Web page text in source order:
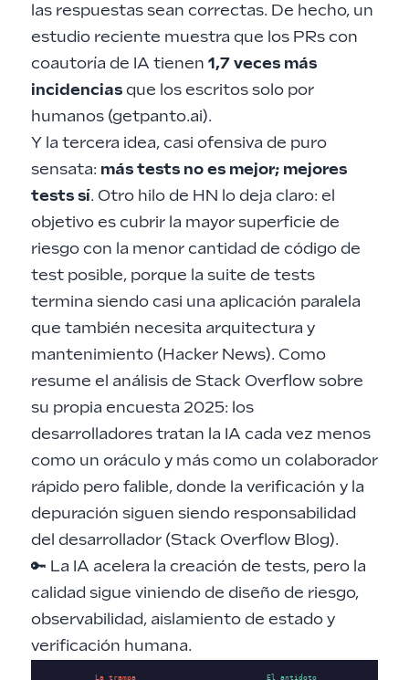
las respuestas sean correctas. De hecho, un
estudio reciente muestra que los PRs con
coautoría de IA tienen 1,7 veces más
incidenciasque los escritos solo por
humanos (getpanto.ai).
Y la tercera idea, casi ofensiva de puro
sensata: más tests no es mejor; mejores
tests sí. Otro hilo de HN lo deja claro: el
objetivo es cubrir la mayor superficie de
riesgo con la menor cantidad de código de
test posible, porque la suite de tests
termina siendo casi una aplicación paralela
que también necesita arquitectura y
mantenimiento (Hacker News). Como
resume el análisis de Stack Overflow sobre
su propia encuesta 2025: los
desarrolladores tratan la IA cada vez menos
como un oráculo y más como un colaborador
rápido pero falible, donde la verificación y la
depuración siguen siendo responsabilidad
del desarrollador (Stack Overflow Blog).
🔑 La IA acelera la creación de tests, pero la
calidad sigue viniendo de diseño de riesgo,
observabilidad, aislamiento de estado y
verificación humana.